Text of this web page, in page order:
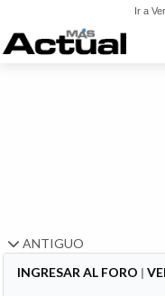
Ir a
ANTIGUO
INGRESAR AL FORO |